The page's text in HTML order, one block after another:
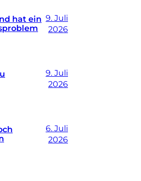
hat ein 9. Juli
2026
9. Juli
2026
6. Juli
2026